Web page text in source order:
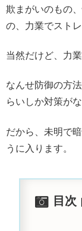
欺まがいのもの
の、力業でスト
当然だけど、力
なんせ防御の方
らいしか対策がな
だから、未明で
うに入ります。
目次